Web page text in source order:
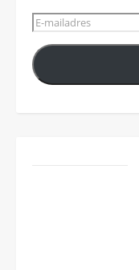
E-mailadres